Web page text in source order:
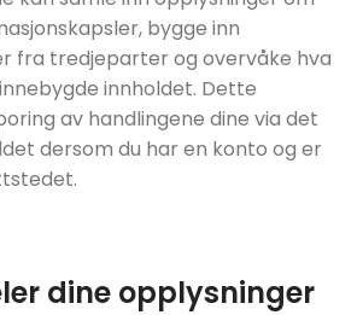
bygge inn
fra tredjeparter og overvåke hva
innholdet. Dette
av handlingene dine via det
dersom du har en konto og er
dine opplysninger